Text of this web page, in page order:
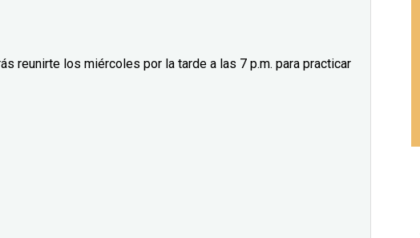
reunirte los miércoles por la tarde a las 7 p.m. para practicar